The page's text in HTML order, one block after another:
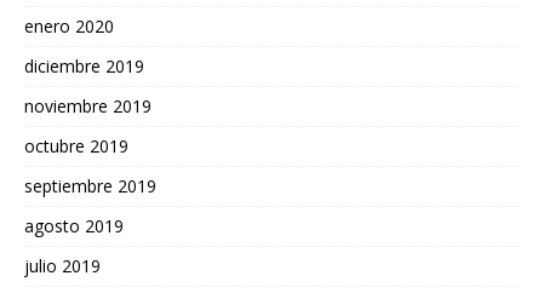
enero 2020
diciembre 2019
noviembre 2019
octubre 2019
septiembre 2019
agosto 2019
julio 2019